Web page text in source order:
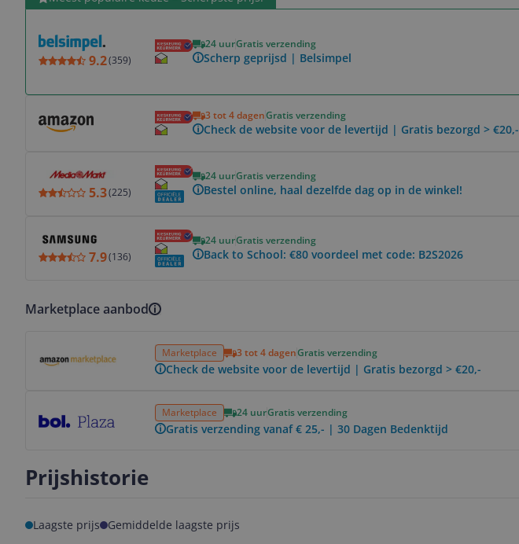
9.2(359)
24 uurGratis verzending
Scherp geprijsd | Belsimpel
3 tot 4 dagenGratis verzending
Check de website voor de levertijd | Gratis bezorgd > €20,-
5.3(225)
24 uurGratis verzending
Bestel online, haal dezelfde dag op in de winkel!
7.9(136)
24 uurGratis verzending
Back to School: €80 voordeel met code: B2S2026
Marketplace aanbod
Marketplace 3 tot 4 dagenGratis verzending
Check de website voor de levertijd | Gratis bezorgd > €20,-
Marketplace 24 uurGratis verzending
Gratis verzending vanaf € 25,- | 30 Dagen Bedenktijd
Prijshistorie
Laagste prijs Gemiddelde laagste prijs